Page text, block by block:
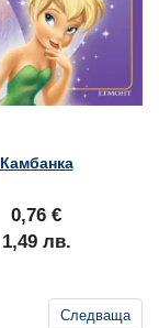
Камбанка
0,76 €
1,49 лв.
Следваща